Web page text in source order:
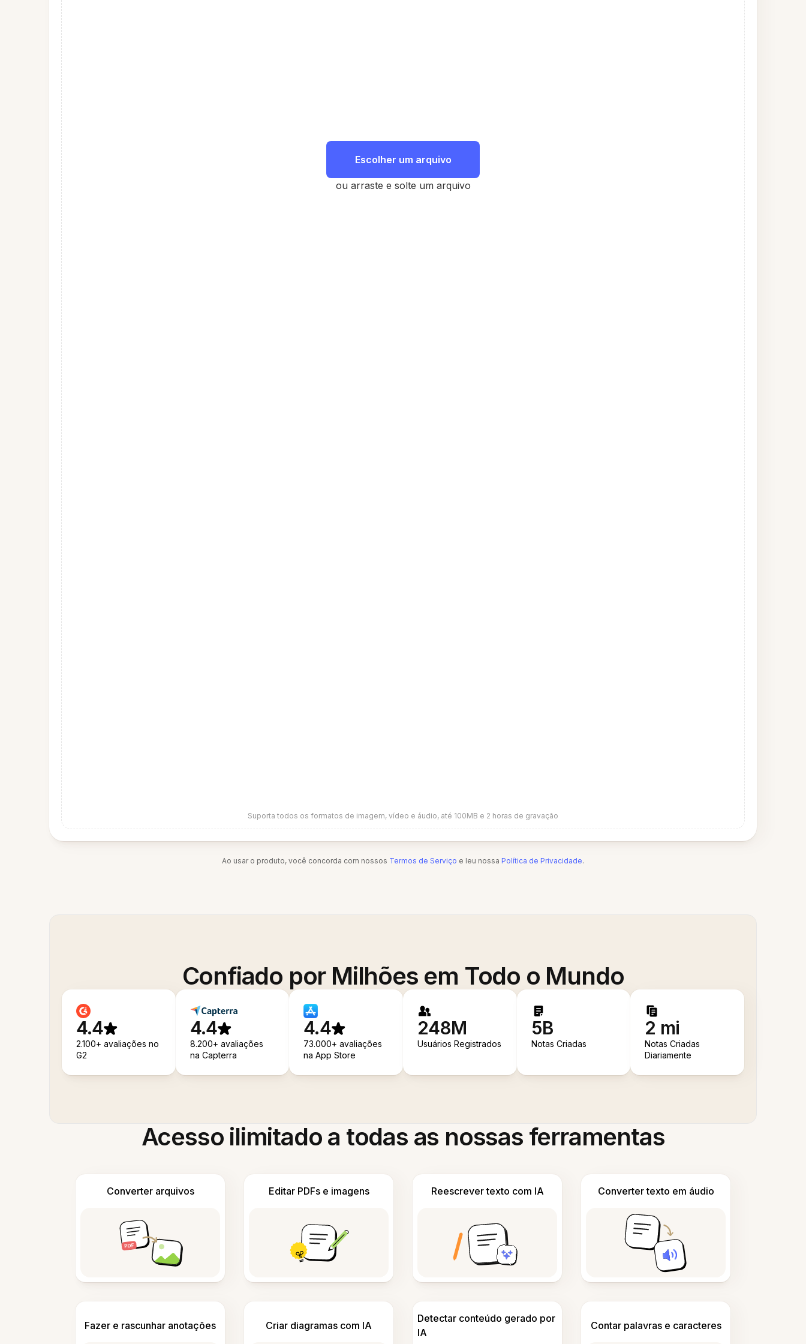
Escolher um arquivo
ou arraste e solte um arquivo
Suporta todos os formatos de imagem, vídeo e áudio, até 100MB e 2 horas de gravação
Ao usar o produto, você concorda com nossos Termos de Serviço e leu nossa Política de Privacidade.
Confiado por Milhões em Todo o Mundo
4.4
2.100+ avaliações no
G2
4.4
8.200+ avaliações
na Capterra
4.4
73.000+ avaliações
na App Store
248M
Usuários Registrados
5B
Notas Criadas
2 mi
Notas Criadas
Diariamente
Acesso ilimitado a todas as nossas ferramentas
Converter arquivos Editar PDFs e imagens Reescrever texto com IA Converter texto em áudio
Fazer e rascunhar anotações Criar diagramas com IA
Detectar conteúdo gerado por
IA
Contar palavras e caracteres